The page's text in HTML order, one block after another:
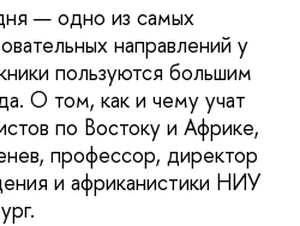
— одно из самых
направлений у
пользуются большим
О том, как и чему учат
по Востоку и Африке,
профессор, директор
и африканистики НИУ